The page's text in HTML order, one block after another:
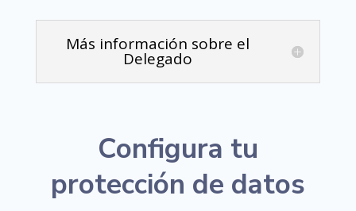
Más información sobre el
Delegado
Configura tu
protección de datos